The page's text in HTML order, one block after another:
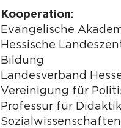
Kooperation:
Evangelische
Hessische
Bildung
Landesverband
Vereinigung für
Professur für